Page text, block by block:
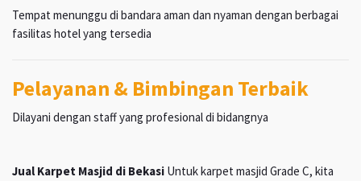
Tempat menunggu di bandara aman dan nyaman dengan berbagai
fasilitas hotel yang tersedia
Pelayanan & Bimbingan Terbaik
Dilayani dengan staff yang profesional di bidangnya
Jual Karpet Masjid di Bekasi Untuk karpet masjid Grade C, kita